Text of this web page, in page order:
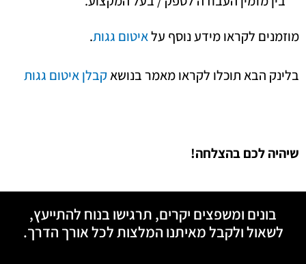
מוזמנים לקראו מידע נוסף עלאיטום גגות.
בלינק הבא תוכלו לקראו מאמר בנושאקבלן איטום גגות
שיהיה לכם בהצלחה!
בונים ומשפצים יקרים, תרגישו בנוח להתייעץ,
לשאול ולקבל מאיתנו המלצות לכל אורך הדרך.